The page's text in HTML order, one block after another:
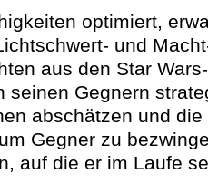
optimiert,
und
aus den Star
seinen Gegnern
abschätzen und
Gegner zu
auf die er im Laufe